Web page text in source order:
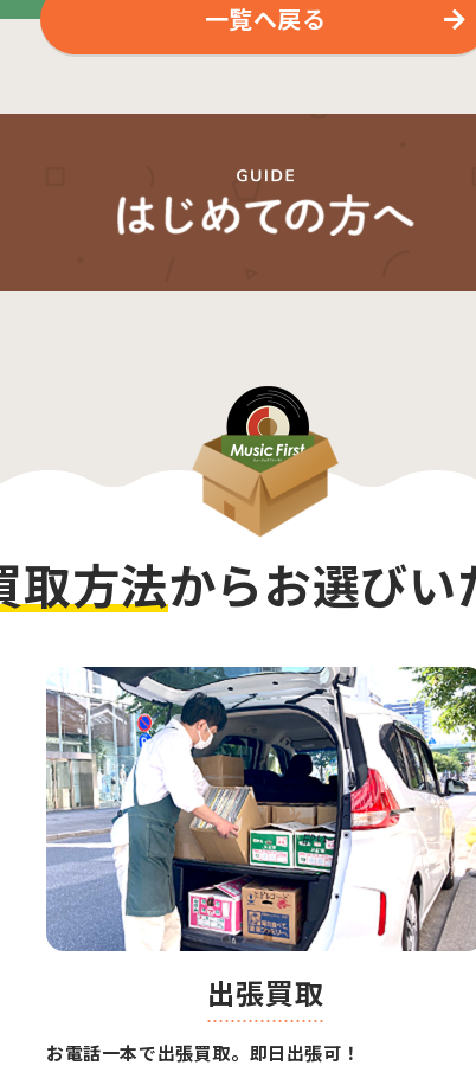
一覧へ戻る
取方法からお選びい
出張買取
お電話一本で出張買取。即日出張可！